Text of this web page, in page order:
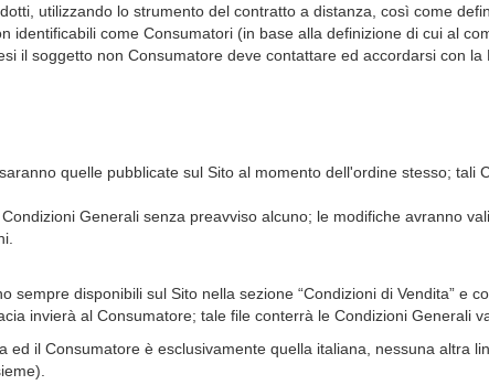
utilizzando lo strumento del contratto a distanza, così come
identificabili come Consumatori (in base alla definizione di cui al
il soggetto non Consumatore deve contattare ed accordarsi con la
quelle pubblicate sul Sito al momento dell'ordine stesso;
Generali senza preavviso alcuno; le modifiche avranno
sempre disponibili sul Sito nella sezione “Condizioni di Vendita”
invierà al Consumatore; tale file conterrà le Condizioni Generali
il Consumatore è esclusivamente quella italiana, nessuna altra